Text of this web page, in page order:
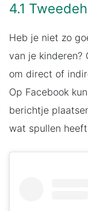
4.1
Heb je niet zo
van je kinderen?
om direct of
Op Facebook
berichtje
wat spullen